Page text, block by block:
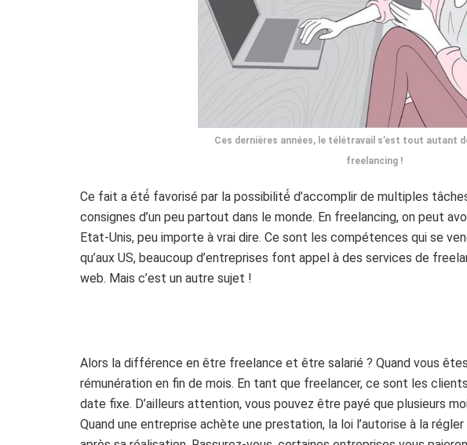
Ces dernières années, le télétravail s’est tout autant
freelancing !
Ce fait a été́ favorisé par la possibilité́ d’accomplir de multiples
consignes d’un peu partout dans le monde. En freelancing, on peut
Etat-Unis, peu importe à vrai dire. Ce sont les compétences qui se
qu’aux US, beaucoup d’entreprises font appel à des services de
web. Mais c’est un autre sujet !
Alors la différence en être freelance et être salarié ? Quand vous
rémunération en fin de mois. En tant que freelancer, ce sont les clients
date fixe. D’ailleurs attention, vous pouvez être payé que plusieurs
Quand une entreprise achète une prestation, la loi l’autorise à la